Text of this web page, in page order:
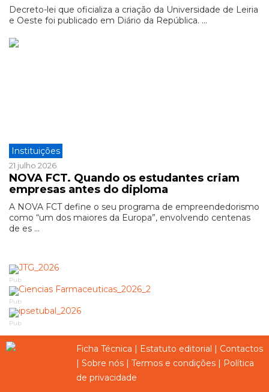
Decreto-lei que oficializa a criação da Universidade de Leiria
e Oeste foi publicado em Diário da República. ...
Instituições
21 julho 2026
NOVA FCT. Quando os estudantes criam
empresas antes do diploma
A NOVA FCT define o seu programa de empreendedorismo
como “um dos maiores da Europa”, envolvendo centenas
de es ...
Pub
Pub
Pub
Ficha Técnica Estatuto editorial
Contactos
Sobre nós Termos e condições
Política
de privacidade